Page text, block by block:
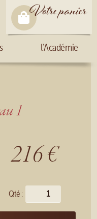
Votre panier
l'Académie
1
216 €
Qté :